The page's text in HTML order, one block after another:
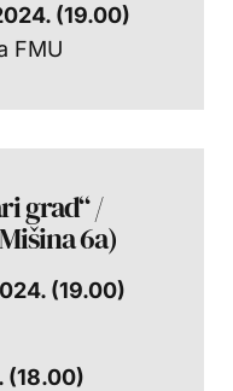
(19.00)
FMU
grad“ /
6a)
(19.00)
(18.00)